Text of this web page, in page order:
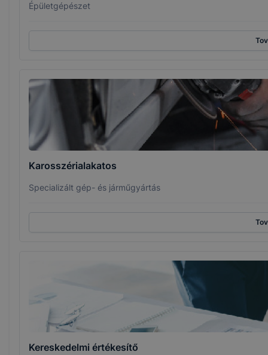
Épületgépészet
Karosszérialakatos
Specializált gép- és járműgyártás
Kereskedelmi értékesítő